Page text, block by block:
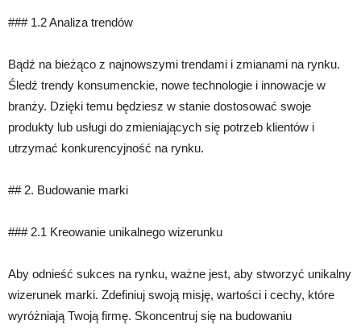
### 1.2 Analiza trendów
Bądź na bieżąco z najnowszymi trendami i zmianami na rynku.
Śledź trendy konsumenckie, nowe technologie i innowacje w
branży. Dzięki temu będziesz w stanie dostosować swoje
produkty lub usługi do zmieniających się potrzeb klientów i
utrzymać konkurencyjność na rynku.
## 2. Budowanie marki
### 2.1 Kreowanie unikalnego wizerunku
Aby odnieść sukces na rynku, ważne jest, aby stworzyć unikalny
wizerunek marki. Zdefiniuj swoją misję, wartości i cechy, które
wyróżniają Twoją firmę. Skoncentruj się na budowaniu